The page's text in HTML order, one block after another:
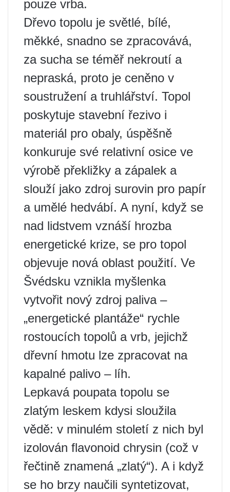
pouze vrba.
Dřevo topolu je světlé, bílé,
měkké, snadno se zpracovává,
za sucha se téměř nekroutí a
nepraská, proto je ceněno v
soustružení a truhlářství. Topol
poskytuje stavební řezivo i
materiál pro obaly, úspěšně
konkuruje své relativní osice ve
výrobě překližky a zápalek a
slouží jako zdroj surovin pro papír
a umělé hedvábí. A nyní, když se
nad lidstvem vznáší hrozba
energetické krize, se pro topol
objevuje nová oblast použití. Ve
Švédsku vznikla myšlenka
vytvořit nový zdroj paliva –
„energetické plantáže“ rychle
rostoucích topolů a vrb, jejichž
dřevní hmotu lze zpracovat na
kapalné palivo – líh.
Lepkavá poupata topolu se
zlatým leskem kdysi sloužila
vědě: v minulém století z nich byl
izolován flavonoid chrysin (což v
řečtině znamená „zlatý“). A i když
se ho brzy naučili syntetizovat,